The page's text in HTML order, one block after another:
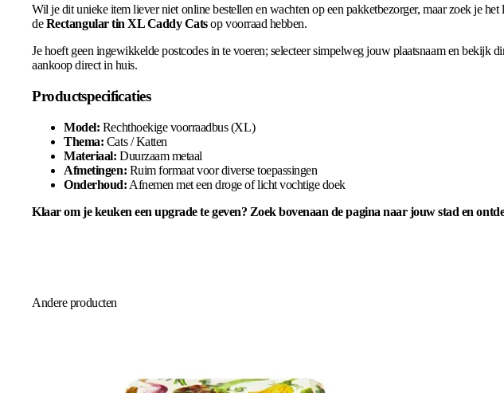
Wil je dit unieke item liever niet online bestellen en wachten op een pakketbezorger, maar zoek je
deRectangular tin XL Caddy Catsop voorraad hebben.
Je hoeft geen ingewikkelde postcodes in te voeren; selecteer simpelweg jouw plaatsnaam en
aankoop direct in huis.
Productspecificaties
Model: Rechthoekige voorraadbus (XL)
Thema: Cats / Katten
Materiaal: Duurzaam metaal
Afmetingen: Ruim formaat voor diverse toepassingen
Onderhoud: Afnemen met een droge of licht vochtige doek
Klaar om je keuken een upgrade te geven? Zoek bovenaan de pagina naar jouw stad en
Andere producten